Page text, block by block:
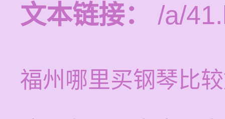
文本链接：
/a/
福州哪里买钢琴比